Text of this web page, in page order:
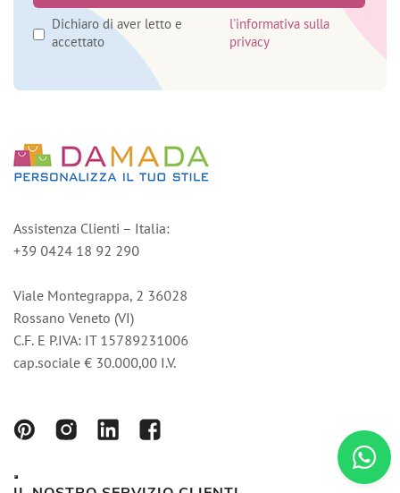
Dichiaro di aver letto e
accettato
l'informativa sulla
privacy
Assistenza Clienti – Italia:
+39 0424 18 92 290
Viale Montegrappa, 2 36028
Rossano Veneto (VI)
C.F. E P.IVA: IT 15789231006
cap.sociale € 30.000,00 I.V.